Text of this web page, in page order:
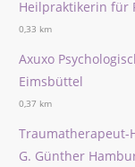
Heilpraktikerin für
0,33 km
Axuxo
Eimsbüttel
0,37 km
Traumatherapeut-
G. Günther